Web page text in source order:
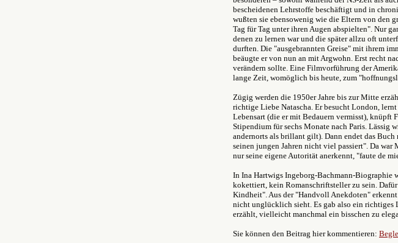
bescheidenen Lehrstoffe beschäftigt und in
wußten sie ebensowenig wie die Eltern von den
Tag für Tag unter ihren Augen abspielten". Nur
denen zu lernen war und die später allzu oft
durften. Die "ausgebrannten Greise" mit ihrem
beäugte er von nun an mit Argwohn. Erst recht
verändern sollte. Eine Filmvorführung der
lange Zeit, womöglich bis heute, zum
Zügig werden die 1950er Jahre bis zur Mitte
richtige Liebe Natascha. Er besucht London,
Lebensart (die er mit Bedauern vermisst), knüpft
Stipendium für sechs Monate nach Paris. Lässig
andernorts als brillant gilt). Dann endet das
seinen jungen Jahren nicht viel passiert". Da
nur seine eigene Autorität anerkennt, "faute de
In Ina Hartwigs Ingeborg-Bachmann-Biographie
kokettiert, kein Romanschriftsteller zu sein.
Kindheit". Aus der "Handvoll Anekdoten"
nicht unglücklich sieht. Es gab also ein richtiges
erzählt, vielleicht manchmal ein bisschen zu
Sie können den Beitrag hier kommentieren: